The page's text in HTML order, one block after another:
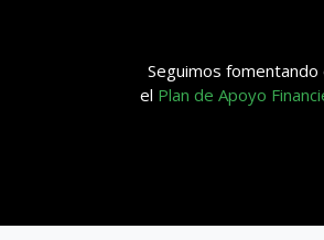
Seguimos
el Plan de Apoyo